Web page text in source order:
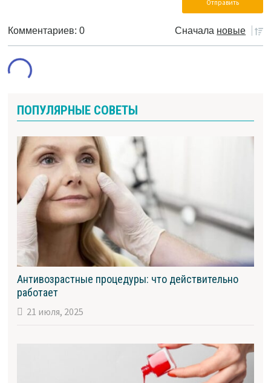
Комментариев: 0 Сначала новые
ПОПУЛЯРНЫЕ СОВЕТЫ
Антивозрастные процедуры: что действительно
работает
21 июля, 2025